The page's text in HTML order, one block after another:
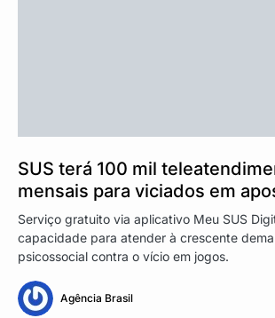
SUS terá 100 mil
mensais para viciados em
Serviço gratuito via aplicativo Meu SUS
capacidade para atender à crescente
psicossocial contra o vício em jogos.
Agência Brasil